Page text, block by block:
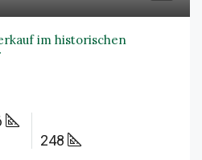
im historischen
248